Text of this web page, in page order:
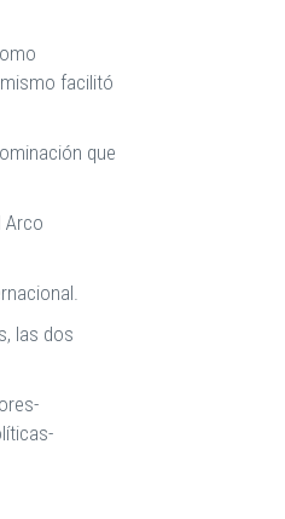
facilitó
que
Arco
las dos